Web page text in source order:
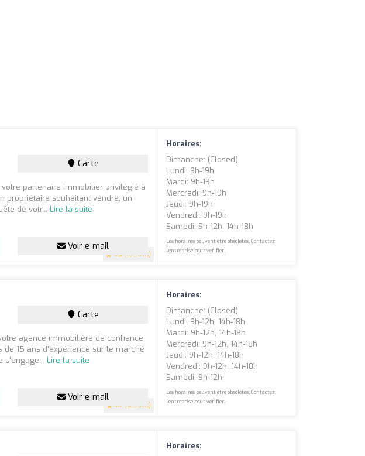
4.3 (165 avis)
Carte
votre partenaire immobilier privilégié à
propriétaire souhaitant vendre, un
de votr...Lire la suite
Voir e-mail
Horaires:
Dimanche: (closed)
Lundi: 9h-19h
Mardi: 9h-19h
Mercredi: 9h-19h
Jeudi: 9h-19h
Vendredi: 9h-19h
Samedi: 9h-12h, 14h-18h
Les horaires peuvent être obsolètes. Contactez
l'entreprise pour vérifier.
4.7 (125 avis)
Carte
agence immobilière de confiance
de 15 ans d’expérience sur le marché
s'engage...Lire la suite
Voir e-mail
Horaires:
Dimanche: (closed)
Lundi: 9h-12h, 14h-18h
Mardi: 9h-12h, 14h-18h
Mercredi: 9h-12h, 14h-18h
Jeudi: 9h-12h, 14h-18h
Vendredi: 9h-12h, 14h-18h
Samedi: 9h-12h
Les horaires peuvent être obsolètes. Contactez
l'entreprise pour vérifier.
Horaires: